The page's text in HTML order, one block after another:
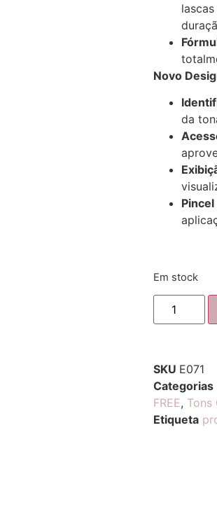
Novo
da
Em stock
SKU E071
Categorias
FREE, Tons
Etiqueta